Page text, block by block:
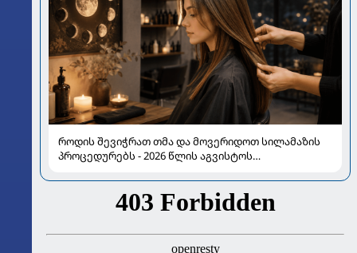
როდის შევიჭრათ თმა და მოვერიდოთ სილამაზის
პროცედურებს - 2026 წლის აგვისტოს